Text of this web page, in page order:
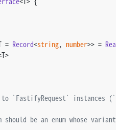
(name is not a string)"
=
,
name
json
= Record<string, number>> =
to `FastifyRequest` instances
should be an enum whose